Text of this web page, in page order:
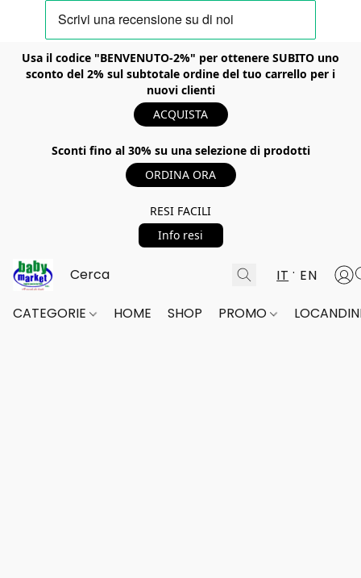
Usa il codice "BENVENUTO-2%" per ottenere SUBITO uno
sconto del 2% sul subtotale ordine del tuo carrello per i
nuovi clienti
ACQUISTA
Sconti fino al 30% su una selezione di prodotti
ORDINA ORA
RESI FACILI
Info resi
IT EN
CATEGORIE HOME SHOP PROMO